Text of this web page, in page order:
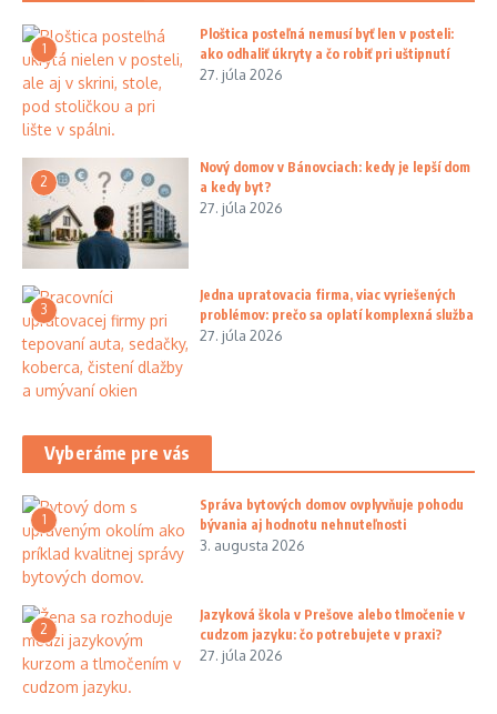
1
Ploštica posteľná nemusí byť len v posteli:
ako odhaliť úkryty a čo robiť pri uštipnutí
27. júla 2026
2
Nový domov v Bánovciach: kedy je lepší dom
a kedy byt?
27. júla 2026
3
Jedna upratovacia firma, viac vyriešených
problémov: prečo sa oplatí komplexná služba
27. júla 2026
Vyberáme pre vás
1
Správa bytových domov ovplyvňuje pohodu
bývania aj hodnotu nehnuteľnosti
3. augusta 2026
2
Jazyková škola v Prešove alebo tlmočenie v
cudzom jazyku: čo potrebujete v praxi?
27. júla 2026